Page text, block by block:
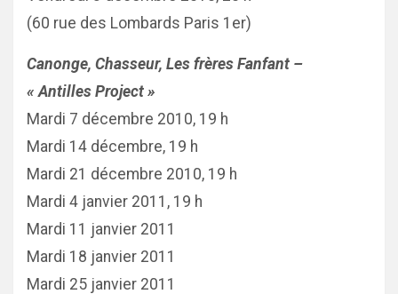
(60 rue des Lombards Paris 1er)
Canonge, Chasseur, Les frères Fanfant –
« Antilles Project »
Mardi 7 décembre 2010, 19 h
Mardi 14 décembre, 19 h
Mardi 21 décembre 2010, 19 h
Mardi 4 janvier 2011, 19 h
Mardi 11 janvier 2011
Mardi 18 janvier 2011
Mardi 25 janvier 2011